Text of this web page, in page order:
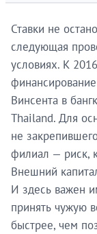
Ставки не
следующая
условиях. К
Винсента в
Thailand. Для
не
филиал — риск,
Внешний
И здесь важен
принять чужую
быстрее, чем